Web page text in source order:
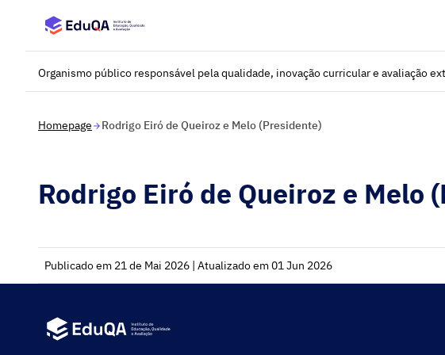
Organismo público responsável pela qualidade, inovação curricular e avaliação
Homepage Rodrigo Eiró de Queiroz e Melo (Presidente)
Rodrigo Eiró de Queiroz e Melo
Publicado em 21 de Mai 2026 | Atualizado em 01 Jun 2026